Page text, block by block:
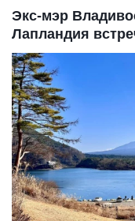
Экс-мэр
Лапландия